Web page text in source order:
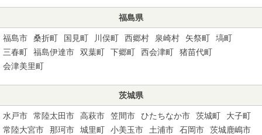
福島県
福島市 桑折町 国見町 川俣町 西郷村 泉崎村 矢祭町
塙町
三春町
福島伊達市 双葉町 下郷町 西会津町
猪苗代町
会津美里町
茨城県
水戸市 常陸太田市 高萩市 笠間市 ひたちなか市 茨城町
大子町
常陸大宮市
那珂市 城里町 小美玉市 土浦市 石岡市
茨城鹿嶋市